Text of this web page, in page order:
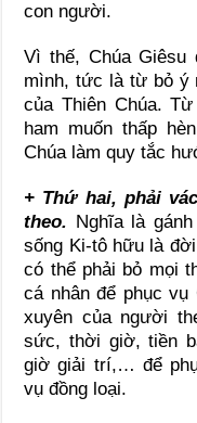
con người.
Vì thế, Chúa
mình, tức là từ bỏ ý
của Thiên Chúa.
ham muốn thấp
Chúa làm quy tắc
+ Thứ hai, phải
theo. Nghĩa là
sống Ki-tô hữu là
có thể phải bỏ mọi
cá nhân để phục
xuyên của người
sức, thời giờ, tiền
giờ giải trí,… để
vụ đồng loại.